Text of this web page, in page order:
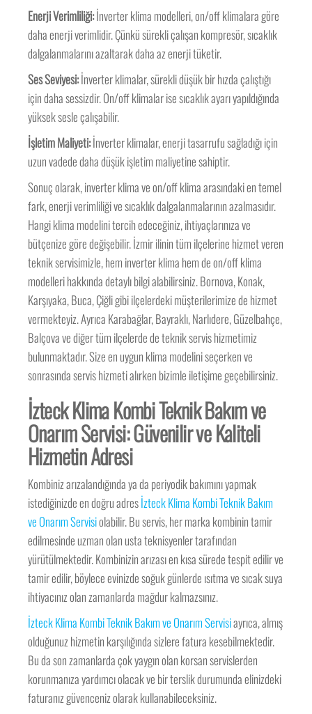
Enerji Verimliliği:İnverter klima modelleri, on/off klimalara göre
daha enerji verimlidir. Çünkü sürekli çalışan kompresör, sıcaklık
dalgalanmalarını azaltarak daha az enerji tüketir.
Ses Seviyesi:İnverter klimalar, sürekli düşük bir hızda çalıştığı
için daha sessizdir. On/off klimalar ise sıcaklık ayarı yapıldığında
yüksek sesle çalışabilir.
İşletim Maliyeti:İnverter klimalar, enerji tasarrufu sağladığı için
uzun vadede daha düşük işletim maliyetine sahiptir.
Sonuç olarak, inverter klima ve on/off klima arasındaki en temel
fark, enerji verimliliği ve sıcaklık dalgalanmalarının azalmasıdır.
Hangi klima modelini tercih edeceğiniz, ihtiyaçlarınıza ve
bütçenize göre değişebilir. İzmir ilinin tüm ilçelerine hizmet veren
teknik servisimizle, hem inverter klima hem de on/off klima
modelleri hakkında detaylı bilgi alabilirsiniz. Bornova, Konak,
Karşıyaka, Buca, Çiğli gibi ilçelerdeki müşterilerimize de hizmet
vermekteyiz. Ayrıca Karabağlar, Bayraklı, Narlıdere, Güzelbahçe,
Balçova ve diğer tüm ilçelerde de teknik servis hizmetimiz
bulunmaktadır. Size en uygun klima modelini seçerken ve
sonrasında servis hizmeti alırken bizimle iletişime geçebilirsiniz.
İzteck Klima Kombi Teknik Bakım ve
Onarım Servisi: Güvenilir ve Kaliteli
Hizmetin Adresi
Kombiniz arızalandığında ya da periyodik bakımını yapmak
istediğinizde en doğru adresİzteck Klima Kombi Teknik Bakım
ve Onarım Servisiolabilir. Bu servis, her marka kombinin tamir
edilmesinde uzman olan usta teknisyenler tarafından
yürütülmektedir. Kombinizin arızası en kısa sürede tespit edilir ve
tamir edilir, böylece evinizde soğuk günlerde ısıtma ve sıcak suya
ihtiyacınız olan zamanlarda mağdur kalmazsınız.
İzteck Klima Kombi Teknik Bakım ve Onarım Servisiayrıca, almış
olduğunuz hizmetin karşılığında sizlere fatura kesebilmektedir.
Bu da son zamanlarda çok yaygın olan korsan servislerden
korunmanıza yardımcı olacak ve bir terslik durumunda elinizdeki
faturanız güvenceniz olarak kullanabileceksiniz.